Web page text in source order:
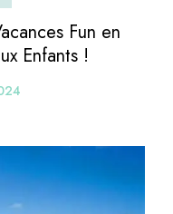
Fun en
Enfants !